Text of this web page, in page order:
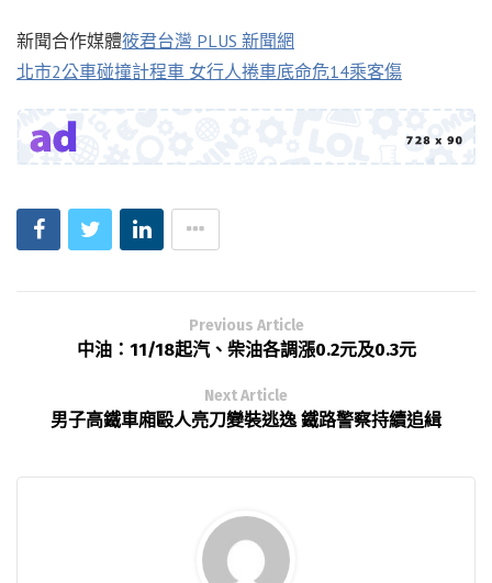
新聞合作媒體筱君台灣 PLUS 新聞網
北市2公車碰撞計程車 女行人捲車底命危14乘客傷
Previous Article
中油：11/18起汽、柴油各調漲0.2元及0.3元
Next Article
男子高鐵車廂毆人亮刀變裝逃逸 鐵路警察持續追緝